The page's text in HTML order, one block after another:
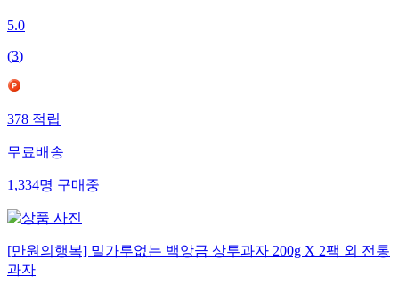
5.0
(3)
378적립
무료배송
1,334명구매중
[만원의행복] 밀가루없는 백앙금 상투과자 200g X 2팩 외 전통
과자